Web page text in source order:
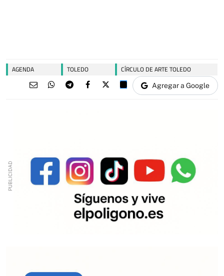
AGENDA TOLEDO CÍRCULO DE ARTE TOLEDO
Agregar a Google